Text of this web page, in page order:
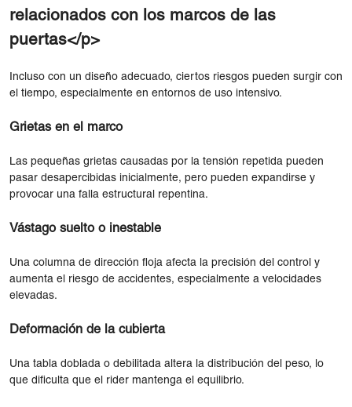
relacionados con los marcos de las
puertas</p>
Incluso con un diseño adecuado, ciertos riesgos pueden surgir con
el tiempo, especialmente en entornos de uso intensivo.
Grietas en el marco
Las pequeñas grietas causadas por la tensión repetida pueden
pasar desapercibidas inicialmente, pero pueden expandirse y
provocar una falla estructural repentina.
Vástago suelto o inestable
Una columna de dirección floja afecta la precisión del control y
aumenta el riesgo de accidentes, especialmente a velocidades
elevadas.
Deformación de la cubierta
Una tabla doblada o debilitada altera la distribución del peso, lo
que dificulta que el rider mantenga el equilibrio.